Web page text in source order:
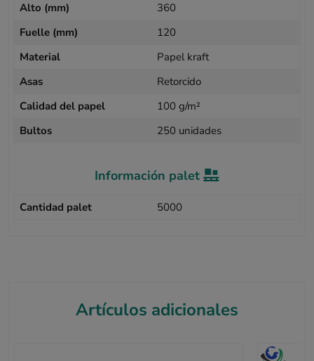
Alto (mm)
360
Fuelle (mm)
120
Material
Papel kraft
Asas
Retorcido
Calidad del papel
100 g/m²
Bultos
250 unidades
Información palet
Cantidad palet 5000
Artículos adicionales